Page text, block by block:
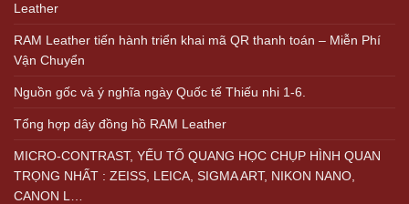
Leather
RAM Leather tiến hành triển khai mã QR thanh toán – Miễn Phí
Vận Chuyển
Nguồn gốc và ý nghĩa ngày Quốc tế Thiếu nhi 1-6.
Tổng hợp dây đồng hồ RAM Leather
MICRO-CONTRAST, YẾU TỐ QUANG HỌC CHỤP HÌNH QUAN
TRỌNG NHẤT : ZEISS, LEICA, SIGMA ART, NIKON NANO,
CANON L…